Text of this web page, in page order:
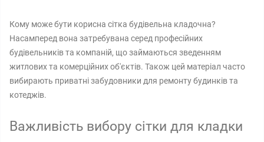
Кому може бути корисна сітка будівельна кладочна?
Насамперед вона затребувана серед професійних
будівельників та компаній, що займаються зведенням
житлових та комерційних об'єктів. Також цей матеріал часто
вибирають приватні забудовники для ремонту будинків та
котеджів.
Важливість вибору сітки для кладки